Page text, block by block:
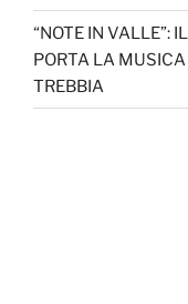
“NOTE IN VALLE”:
PORTA LA
TREBBIA